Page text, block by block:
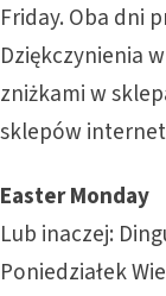
Friday. Oba dni
Dziękczynienia
zniżkami w
sklepów
Easter Monday
Lub inaczej:
Poniedziałek